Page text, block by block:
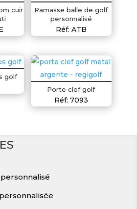
cuir
Ramasse balle de golf
personnalisé
Réf: ATB
golf
Porte clef golf
Réf: 7093